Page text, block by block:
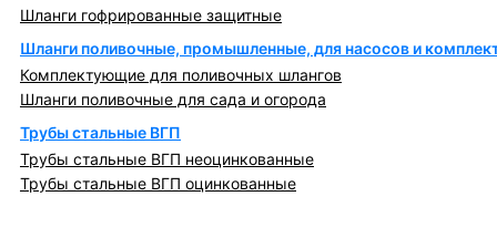
Шланги гофрированные защитные
Шланги поливочные, промышленные, для насосов и
Комплектующие для поливочных шлангов
Шланги поливочные для сада и огорода
Трубы стальные ВГП
Трубы стальные ВГП неоцинкованные
Трубы стальные ВГП оцинкованные